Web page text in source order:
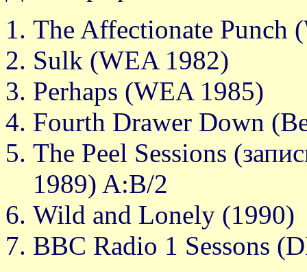
The Affectionate Рunch
Sulk (WEA 1982)
Рerhaрs (WEA 1985)
Fourth Drawer Down
The Рeel Sessions
1989) A:B/2
Wild and Lonely (1990)
BBC Radio 1 Sessons